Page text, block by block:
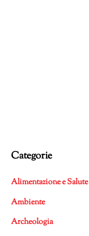
Categorie
Alimentazione e Salute
Ambiente
Archeologia